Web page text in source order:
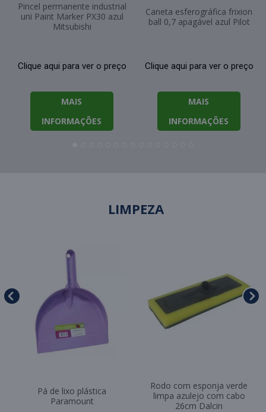
Pincel permanente industrial
uni Paint Marker PX30 azul
Mitsubishi
Clique aqui para ver o preço
MAIS
INFORMAÇÕES
Caneta esferográfica frixion
ball 0,7 apagável azul Pilot
Clique aqui para ver o preço
MAIS
INFORMAÇÕES
LIMPEZA
Pá de lixo plástica
Paramount
Rodo com esponja verde
limpa azulejo com cabo
26cm Dalcin